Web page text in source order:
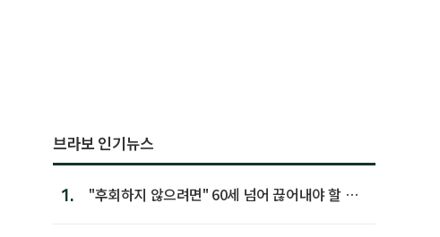
브라보 인기뉴스
1.
"후회하지 않으려면" 60세 넘어 끊어내야 할 사